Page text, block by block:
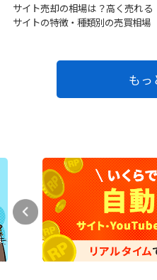
サイト売却の相場は？高く売れる
サイトの特徴・種類別の売買相場
もっ